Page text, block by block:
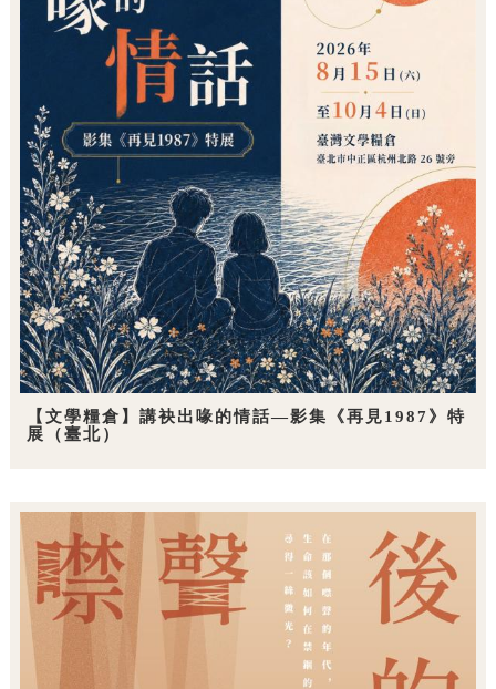
【文學糧倉】講袂出喙的情話—影集《再見1987》特
展（臺北）